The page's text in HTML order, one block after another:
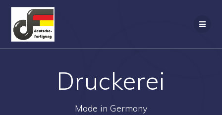
Druckerei
Made in Germany